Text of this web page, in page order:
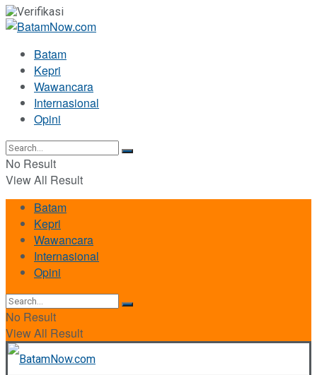
Batam
Kepri
Wawancara
Internasional
Opini
No Result
View All Result
Batam
Kepri
Wawancara
Internasional
Opini
No Result
View All Result